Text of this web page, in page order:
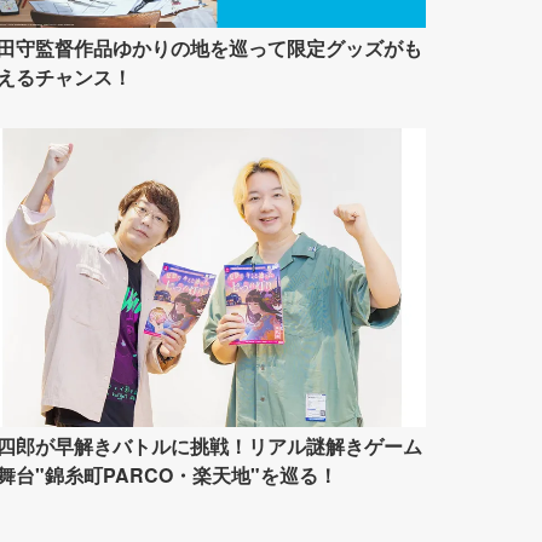
守監督作品ゆかりの地を巡って限定グッズがも
るチャンス！
郎が早解きバトルに挑戦！リアル謎解きゲーム
台"錦糸町PARCO・楽天地"を巡る！